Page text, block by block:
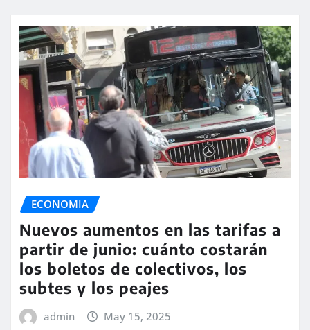
ECONOMIA
Nuevos aumentos en las tarifas a
partir de junio: cuánto costarán
los boletos de colectivos, los
subtes y los peajes
admin May 15, 2025